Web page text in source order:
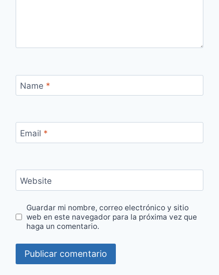
Name *
Email *
Website
Guardar mi nombre, correo electrónico y sitio
web en este navegador para la próxima vez que
haga un comentario.